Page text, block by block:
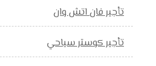
تأجير فان اتش وان
تأجير كوستر سياحي